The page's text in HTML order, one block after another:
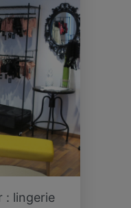
: lingerie